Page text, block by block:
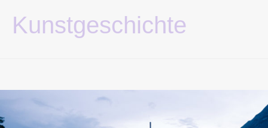
Kunstgeschichte